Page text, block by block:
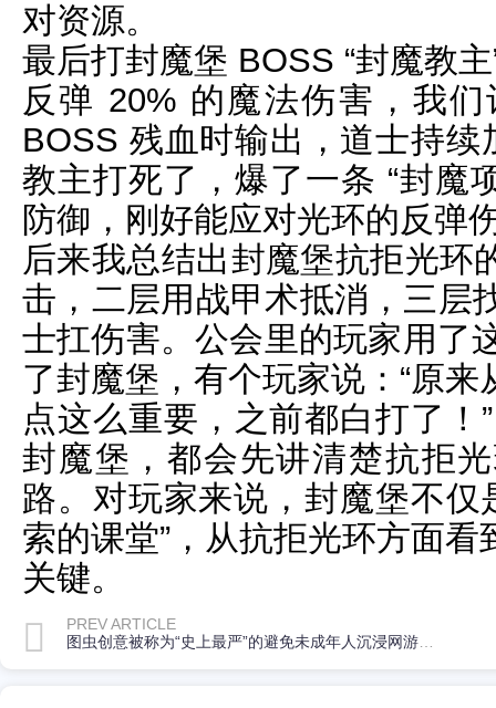
对资源。
最后打封魔堡 BOSS “封魔教
反弹 20% 的魔法伤害，我
BOSS 残血时输出，道士持
教主打死了，爆了一条 “封魔
防御，刚好能应对光环的反弹
后来我总结出封魔堡抗拒光环
击，二层用战甲术抵消，三层
士扛伤害。公会里的玩家用了
了封魔堡，有个玩家说：“原
点这么重要，之前都白打了
封魔堡，都会先讲清楚抗拒
路。对玩家来说，封魔堡不仅
索的课堂”，从抗拒光环方面
关键。
PREV ARTICLE